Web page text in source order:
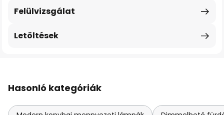
Felülvizsgálat
Letöltések
Hasonló kategóriák